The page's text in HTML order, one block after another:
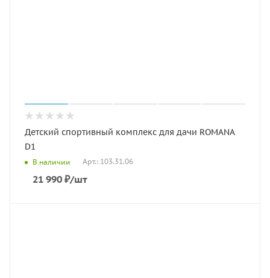
Детский спортивный комплекс для дачи ROMANA
D1
В наличии Арт.: 103.31.06
21 990 ₽/шт